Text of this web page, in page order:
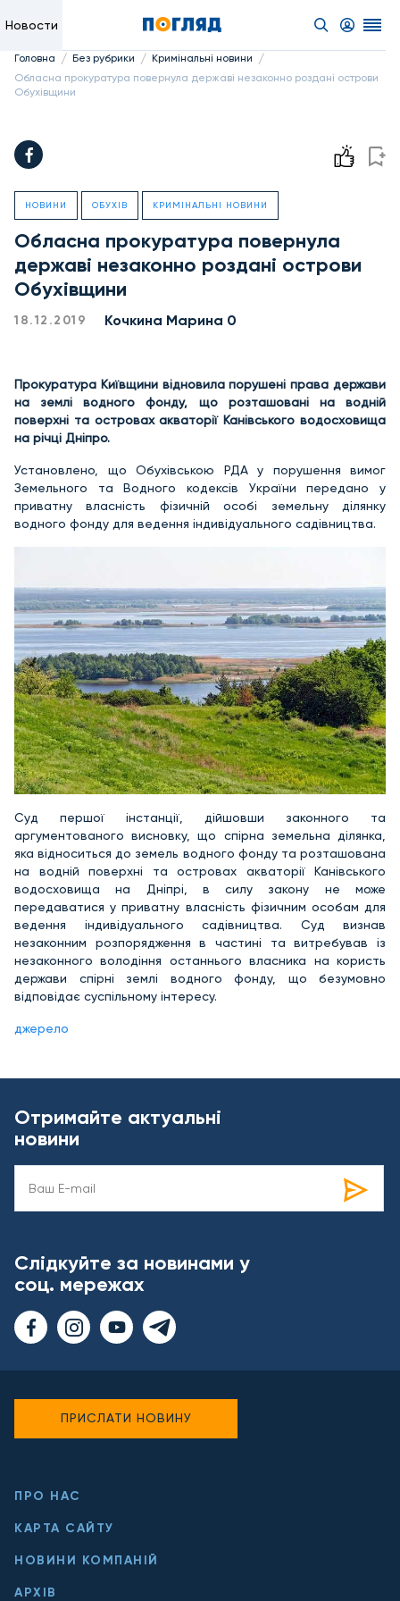
Новости
Головна / Без рубрики / Кримінальні новини /
Обласна прокуратура повернула державі незаконно роздані острови
Обухівщини
НОВИНИ ОБУХІВ КРИМІНАЛЬНІ НОВИНИ
Обласна прокуратура повернула
державі незаконно роздані острови
Обухівщини
18.12.2019 Кочкина Марина 0
Прокуратура Київщини відновила порушені права держави
на землі водного фонду, що розташовані на водній
поверхні та островах акваторії Канівського водосховища
на річці Дніпро.
Установлено, що Обухівською РДА у порушення вимог
Земельного та Водного кодексів України передано у
приватну власність фізичній особі земельну ділянку
водного фонду для ведення індивідуального садівництва.
Суд першої інстанції, дійшовши законного та
аргументованого висновку, що спірна земельна ділянка,
яка відноситься до земель водного фонду та розташована
на водній поверхні та островах акваторії Канівського
водосховища на Дніпрі, в силу закону не може
передаватися у приватну власність фізичним особам для
ведення індивідуального садівництва. Суд визнав
незаконним розпорядження в частині та витребував із
незаконного володіння останнього власника на користь
держави спірні землі водного фонду, що безумовно
відповідає суспільному інтересу.
джерело
Отримайте актуальні
новини
Слідкуйте за новинами у
соц. мережах
ПРО НАС
КАРТА САЙТУ
НОВИНИ КОМПАНІЙ
АРХІВ
ПРИСЛАТИ НОВИНУ